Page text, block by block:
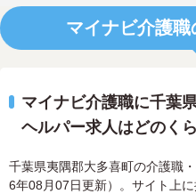
マイナビ介護
マイナビ介護職に千葉
ヘルパー求人はどのく
千葉県夷隅郡大多喜町の介護職
6年08月07日更新）。サイト上